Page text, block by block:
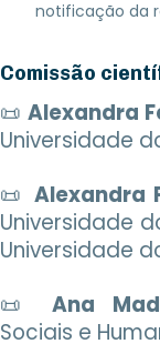
notificação da
Comissão
📜Alexandra
Universidade
📜 Alexandra
Universidade
Universidade
📜Ana
Sociais e